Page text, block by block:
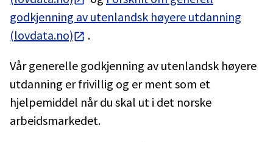
godkjenning av utenlandsk høyere utdanning
(lovdata.no)
.
Vår generelle godkjenning av utenlandsk høyere
utdanning er frivillig og er ment som et
hjelpemiddel når du skal ut i det norske
arbeidsmarkedet.